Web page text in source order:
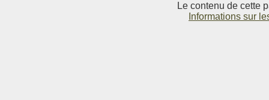
Le contenu de cette
Informations sur